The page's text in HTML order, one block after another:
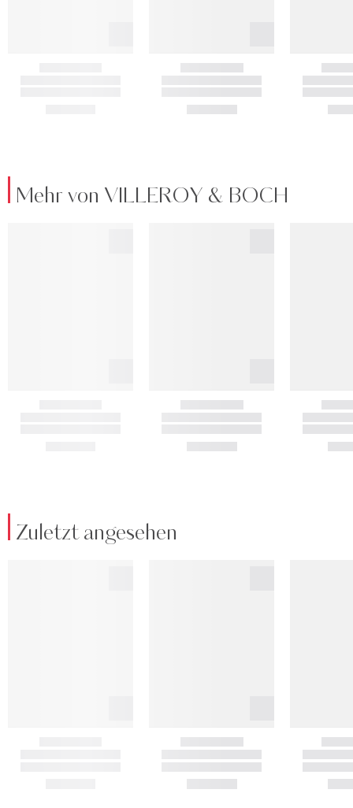
Mehr von VILLEROY & BOCH
Zuletzt angesehen